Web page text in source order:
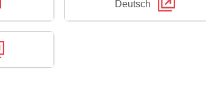
Deutsch